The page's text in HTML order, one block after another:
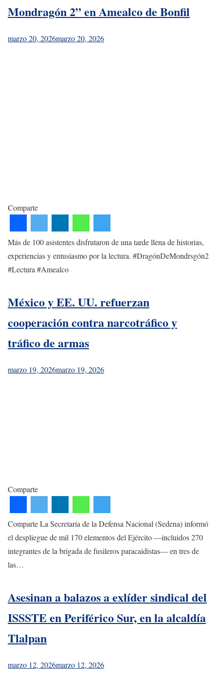
Mondragón 2” en Amealco de Bonfil
marzo 20, 2026marzo 20, 2026
Comparte
Más de 100 asistentes disfrutaron de una tarde llena de historias,
experiencias y entusiasmo por la lectura. #DragónDeMondrsgón2
#Lectura #Amealco
México y EE. UU. refuerzan
cooperación contra narcotráfico y
tráfico de armas
marzo 19, 2026marzo 19, 2026
Comparte
Comparte La Secretaría de la Defensa Nacional (Sedena) informó
el despliegue de mil 170 elementos del Ejército —incluidos 270
integrantes de la brigada de fusileros paracaidistas— en tres de
las…
Asesinan a balazos a exlíder sindical del
ISSSTE en Periférico Sur, en la alcaldía
Tlalpan
marzo 12, 2026marzo 12, 2026